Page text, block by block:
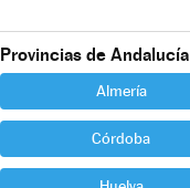
Provincias de Andalucía
Almería
Córdoba